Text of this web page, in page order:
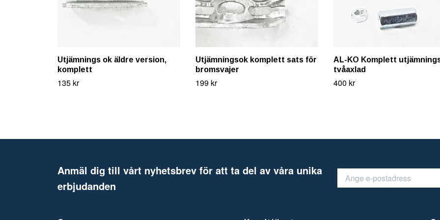
Utjämnings ok äldre version,
komplett
135 kr
Utjämningsok komplett sats för
bromsvajer
199 kr
AL-KO Komplett
tvåaxlad
400 kr
Anmäl dig till vårt nyhetsbrev för att ta del av våra unika
erbjudanden